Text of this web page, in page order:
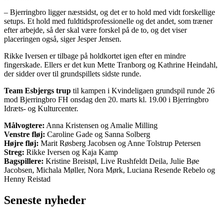
– Bjerringbro ligger næstsidst, og det er to hold med vidt forskellige
setups. Et hold med fuldtidsprofessionelle og det andet, som træner
efter arbejde, så der skal være forskel på de to, og det viser
placeringen også, siger Jesper Jensen.
Rikke Iversen er tilbage på holdkortet igen efter en mindre
fingerskade. Ellers er det kun Mette Tranborg og Kathrine Heindahl,
der sidder over til grundspillets sidste runde.
Team Esbjergs trup til kampen i Kvindeligaen grundspil runde 26
mod Bjerringbro FH onsdag den 20. marts kl. 19.00 i Bjerringbro
Idræts- og Kulturcenter.
Målvogtere: Anna Kristensen og Amalie Milling
Venstre fløj: Caroline Gade og Sanna Solberg
Højre fløj: Marit Røsberg Jacobsen og Anne Tolstrup Petersen
Streg: Rikke Iversen og Kaja Kamp
Bagspillere: Kristine Breistøl, Live Rushfeldt Deila, Julie Bøe
Jacobsen, Michala Møller, Nora Mørk, Luciana Resende Rebelo og
Henny Reistad
Seneste nyheder